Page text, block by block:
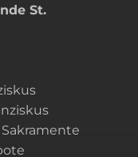
St.